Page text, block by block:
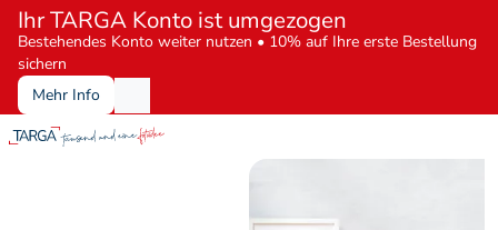
Ihr TARGA Konto ist umgezogen
Bestehendes Konto weiter nutzen • 10% auf Ihre erste Bestellung
sichern
Mehr Info